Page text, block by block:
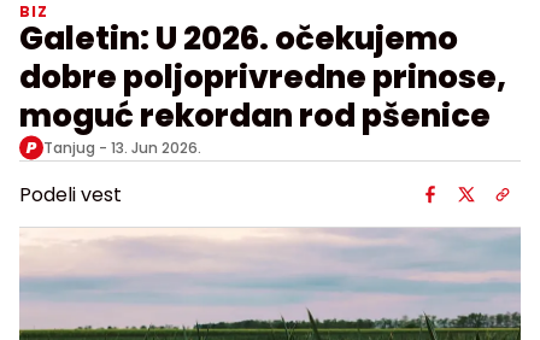
BIZ
Galetin: U 2026. očekujemo
dobre poljoprivredne prinose,
moguć rekordan rod pšenice
Tanjug - 13. Jun 2026.
Podeli vest